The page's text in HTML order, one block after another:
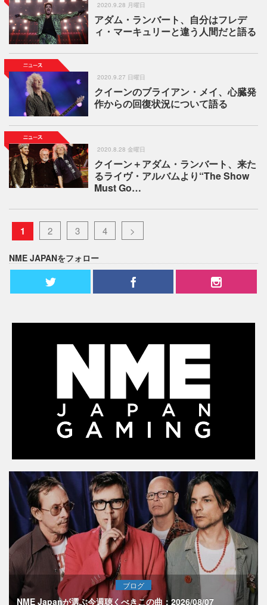
2020.9.28 月曜日
アダム・ランバート、自分はフレデ
ィ・マーキュリーと違う人間だと語る
2020.9.27 日曜日
クイーンのブライアン・メイ、心臓発
作からの回復状況について語る
2020.8.28 金曜日
クイーン＋アダム・ランバート、来た
るライヴ・アルバムより“The Show
Must Go…
1 2 3 4 >
NME JAPANをフォロー
ブログ
NME Japanが選ぶ今週聴くべきこの曲：2026/08/07